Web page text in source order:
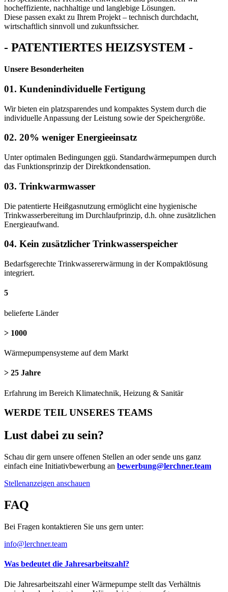
hocheffiziente, nachhaltige und langlebige Lösungen.
Diese passen exakt zu Ihrem Projekt – technisch durchdacht,
wirtschaftlich sinnvoll und zukunftssicher.
- PATENTIERTES HEIZSYSTEM -
Unsere Besonder­heiten
01. Kundenindividuelle Fertigung
Wir bieten ein platzsparendes und kompaktes System durch die
individuelle Anpassung der Leistung sowie der Speichergröße.
02. 20% weniger Energieeinsatz
Unter optimalen Bedingungen ggü. Standardwärmepumpen durch
das Funktionsprinzip der Direktkondensation.
03. Trinkwarmwasser
Die patentierte Heißgasnutzung ermöglicht eine hygienische
Trinkwasserbereitung im Durchlaufprinzip, d.h. ohne zusätzlichen
Energieaufwand.
04. Kein zusätzlicher Trinkwasserspeicher
Bedarfsgerechte Trinkwassererwärmung in der Kompaktlösung
integriert.
5
belieferte Länder
> 1000
Wärmepumpensysteme auf dem Markt
> 25 Jahre
Erfahrung im Bereich Klimatechnik, Heizung & Sanitär
WERDE TEIL UNSERES TEAMS
Lust dabei zu sein?
Schau dir gern unsere offenen Stellen an oder sende uns ganz
einfach eine Initiativbewerbung an bewerbung@lerchner.team
Stellenanzeigen anschauen
FAQ
Bei Fragen kontaktieren Sie uns gern unter:
info@lerchner.team
Was bedeutet die Jahresarbeitszahl?
Die Jahresarbeitszahl einer Wärmepumpe stellt das Verhältnis